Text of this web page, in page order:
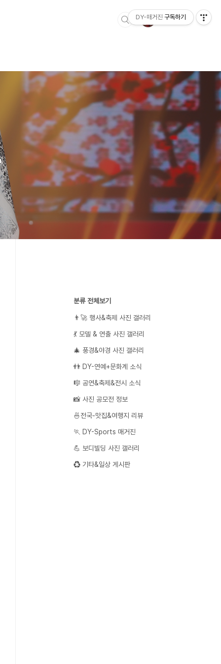
분류 전체보기
👨‍🚀 행사&축제 사진 갤러리
💃 모델 & 연출 사진 갤러리
🎄 풍경&야경 사진 갤러리
👬 DY-연예+문화계 소식
🎼 공연&축제&전시 소식
📸 사진 공모전 정보
🍜전국-맛집&여행지 리뷰
🏃 DY-Sports 매거진
💪 보디빌딩 사진 갤러리
♻️ 기타&일상 게시판
DY-매거진 구독하기